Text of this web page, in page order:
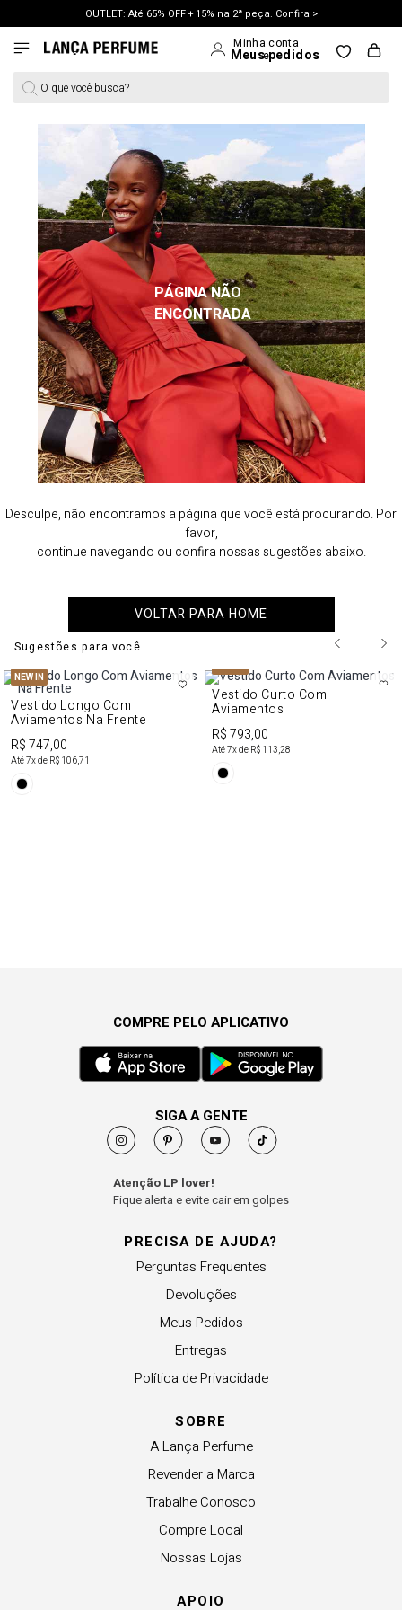
OUTLET: Até 65% OFF + 15% na 2ª peça. Confira >
LANÇAMENTO PRIMAVERA 27. Clique e aproveite.
O que você busca?
PÁGINA NÃO
ENCONTRADA
Desculpe, não encontramos a página que você está procurando. Por
favor,
continue navegando ou confira nossas sugestões abaixo.
VOLTAR PARA HOME
Sugestões para você
NEW IN
Vestido Longo Com
Aviamentos Na Frente
R$ 747,00
Até7x de R$ 106,71
NEW IN
Vestido Curto Com
Aviamentos
R$ 793,00
Até7x de R$ 113,28
PRECISA DE AJUDA?
Perguntas Frequentes
Devoluções
Meus Pedidos
Entregas
Política de Privacidade
SOBRE
A Lança Perfume
Revender a Marca
Trabalhe Conosco
Compre Local
Nossas Lojas
APOIO
COMPRE PELO APLICATIVO
SIGA A GENTE
Atenção LP lover!
Fique alerta e evite cair em golpes